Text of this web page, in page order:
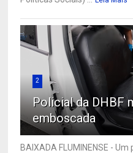
2
Policial da DHBF
emboscada
BAIXADA FLUMINENSE -